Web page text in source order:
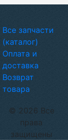
© 2026 Все
права
защищены
Все запчасти
(каталог)
Оплата и
доставка
Возврат
товара